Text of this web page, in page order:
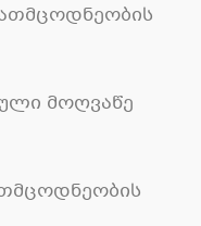
მოღვაწე